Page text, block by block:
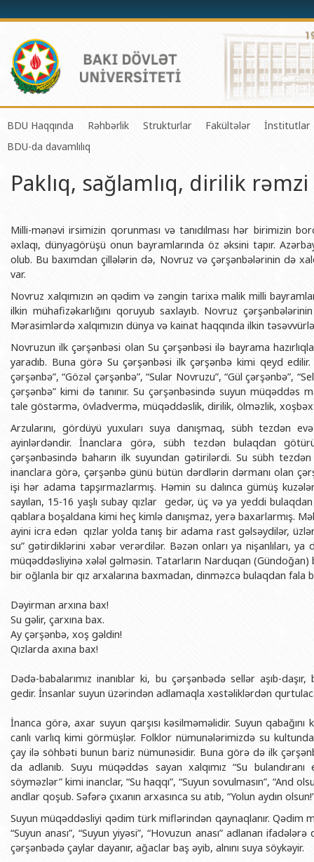
BDU Haqqında
BDU-nun tarixi
BDU-nun Missiya və Strateji inkişaf planı
Akkreditasiya haqqında Sertifikat
BDU-nun üzv olduğu beynəlxalq təşkilatlar
BDU-nun qrant layihələri
Rektorlarımız
BDU-nun məzunları
Fəxri doktorlarımız
BDU-da təhsil
BDU-da tədris olunan ixtisaslar
Rəhbərlik
Prorektorlar
Dekanlar
Həmkarlar İttifaqı Komitəsi
Strukturlar
Elmi fəaliyyətin təşkili və
Beynəlxalq əlaqələr şöbəsi
Xarici tələbələrlə iş şöbəsi
Humanitar məsələlər və gənclər
İnsan resursları və hüquq şöbəsi
Sənədlər və Müraciətlərlə iş
Maliyyə və təminat Departamenti
Keyfiyyətin təminatı, monitorinq
Mədəniyyət-yaradıcılıq Mərkəzi
İdman-sağlamlıq Mərkəzi
BDU-nun Nəşr Evi
Fakültələr
Tətbiqi riyaziyyat
Kimya fakültəsi
Biologiya fakültəsi
Coğrafiya fakültəsi
Geologiya fakültəsi
Filologiya fakültəsi
Tarix fakültəsi
Beynəlxalq
Jurnalistika fakültəsi
İnformasiya və
Şərqşünasliq
Sosial elmlər və
İnstitutlar
Tətbiqi
və
Şəxsi
Publik
BDU-da davamlılıq
Paklıq, sağlamlıq, dirilik
Milli-mənəvi irsimizin qorunması və tanıdılması hər birimizin
əxlaqı, dünyagörüşü onun bayramlarında öz əksini tapır.
olub. Bu baxımdan çillələrin də, Novruz və çərşənbələrinin də
var.
Novruz xalqımızın ən qədim və zəngin tarixə malik milli
ilkin mühafizəkarlığını qoruyub saxlayıb. Novruz
Mərasimlərdə xalqımızın dünya və kainat haqqında ilkin
Novruzun ilk çərşənbəsi olan Su çərşənbəsi ilə bayrama
yaradıb. Buna görə Su çərşənbəsi ilk çərşənbə kimi qeyd
çərşənbə”, “Gözəl çərşənbə”, “Sular Novruzu”, “Gül çərşənbə”,
çərşənbə” kimi də tanınır. Su çərşənbəsində suyun müqəddəs
tale göstərmə, övladvermə, müqəddəslik, dirilik, ölməzlik,
Arzularını, gördüyü yuxuları suya danışmaq, sübh tezdən
ayinlərdəndir. İnanclara görə, sübh tezdən bulaqdan
çərşənbəsində baharın ilk suyundan gətirilərdi. Su sübh
inanclara görə, çərşənbə günü bütün dərdlərin dərmanı olan
işi hər adama tapşırmazlarmış. Həmin su dalınca gümüş
sayılan, 15-16 yaşlı subay qızlar gedər, üç və ya yeddi
qablara boşaldana kimi heç kimlə danışmaz, yerə baxarlarmış.
ayini icra edən qızlar yolda tanış bir adama rast gəlsəydilər,
su” gətirdiklərini xəbər verərdilər. Bəzən onları ya nişanlıları,
müqəddəsliyinə xələl gəlməsin. Tatarların Narduqan (Gündoğan)
bir oğlanla bir qız arxalarına baxmadan, dinməzcə bulaqdan fala
Dəyirman arxına bax!
Su gəlir, çarxına bax.
Ay çərşənbə, xoş gəldin!
Qızlarda axına bax!
Dədə-babalarımız inanıblar ki, bu çərşənbədə sellər aşıb-
gedir. İnsanlar suyun üzərindən adlamaqla xəstəliklərdən
İnanca görə, axar suyun qarşısı kəsilməməlidir. Suyun qabağını
canlı varlıq kimi görmüşlər. Folklor nümunələrimizdə su
çay ilə söhbəti bunun bariz nümunəsidir. Buna görə də ilk
da adlanıb. Suyu müqəddəs sayan xalqımız “Su
söyməzlər” kimi inanclar, “Su haqqı”, “Suyun sovulmasın”, “And
andlar qoşub. Səfərə çıxanın arxasınca su atıb, “Yolun aydın
Suyun müqəddəsliyi qədim türk miflərindən qaynaqlanır. Qədim
“Suyun anası”, “Suyun yiyəsi”, “Hovuzun anası” adlanan
çərşənbədə çaylar dayanır, ağaclar baş əyib, alnını suya söykəyir.